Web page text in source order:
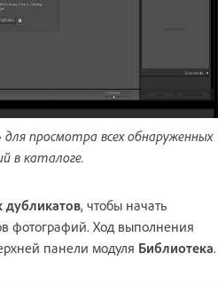
просмотра всех обнаруженных
в каталоге.
дубликатов, чтобы начать
фотографий. Ход выполнения
панели модуля Библиотека.